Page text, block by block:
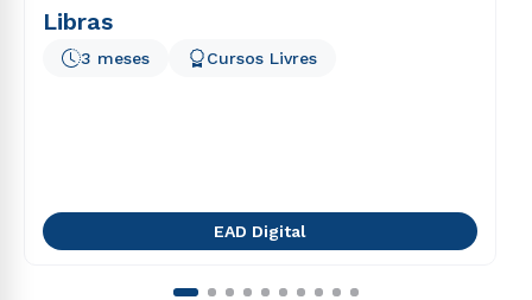
Libras
3 meses Cursos Livres
EAD Digital